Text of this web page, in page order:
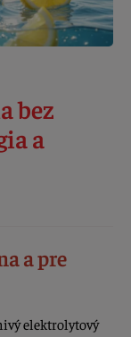
bez
a
a pre
elektrolytový